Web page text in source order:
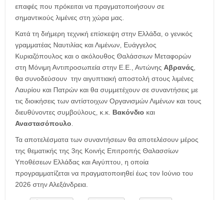
επαφές που πρόκειται να πραγματοποιήσουν σε
σημαντικούς λιμένες στη χώρα μας.
Κατά τη διήμερη τεχνική επίσκεψη στην Ελλάδα, ο γενικός
γραμματέας Ναυτιλίας και Λιμένων, Ευάγγελος
Κυριαζόπουλος και ο ακόλουθος Θαλάσσιων Μεταφορών
στη Μόνιμη Αντιπροσωπεία στην Ε.Ε., Αντώνης Αβρανάς,
θα συνοδεύσουν την αιγυπτιακή αποστολή στους λιμένες
Λαυρίου και Πατρών και θα συμμετέχουν σε συναντήσεις με
τις διοικήσεις των αντίστοιχων Οργανισμών Λιμένων και τους
διευθύνοντες συμβούλους, κ.κ. Βακόνδιο και
Αναστασόπουλο.
Τα αποτελέσματα των συναντήσεων θα αποτελέσουν μέρος
της θεματικής της 3ης Κοινής Επιτροπής Θαλασσίων
Υποθέσεων Ελλάδας και Αιγύπτου, η οποία
προγραμματίζεται να πραγματοποιηθεί έως τον Ιούνιο του
2026 στην Αλεξάνδρεια.